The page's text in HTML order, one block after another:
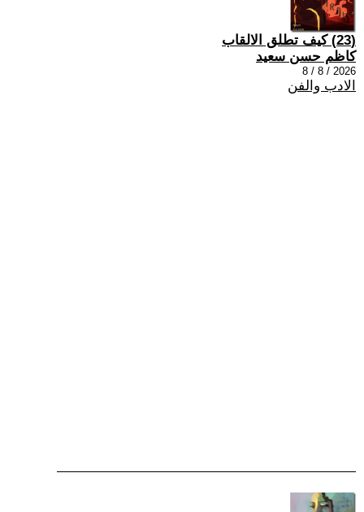
(23) كيف تطلق الالقاب
كاظم حسن سعيد
2026 / 8 / 8
الادب والفن